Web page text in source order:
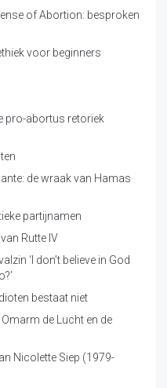
of Abortion: besproken
voor beginners
pro-abortus retoriek
de wraak van Hamas
partijnamen
Rutte IV
‘I don’t believe in God
bestaat niet
de Lucht en de
Nicolette Siep (1979-